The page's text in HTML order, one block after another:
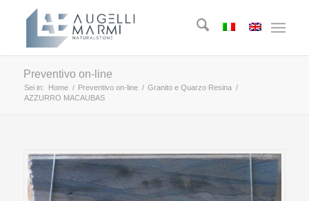
Preventivo on-line
Sei in: Home / Preventivo on-line / Granito e Quarzo Resina /
AZZURRO MACAUBAS